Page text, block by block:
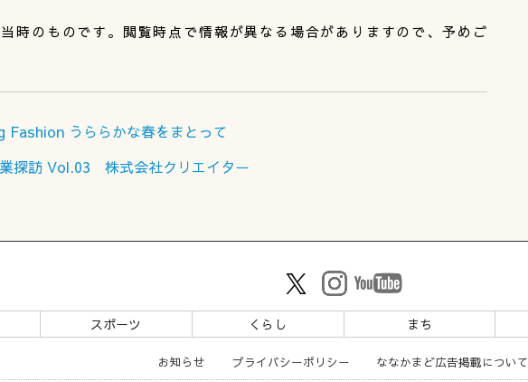
時のものです。閲覧時点で情報が異なる場合がありますので、予めご
Fashion うららかな春をまとって
探訪 Vol.03 株式会社クリエイター
スポーツ くらし まち
お知らせ プライバシーポリシー ななかまど広告掲載について